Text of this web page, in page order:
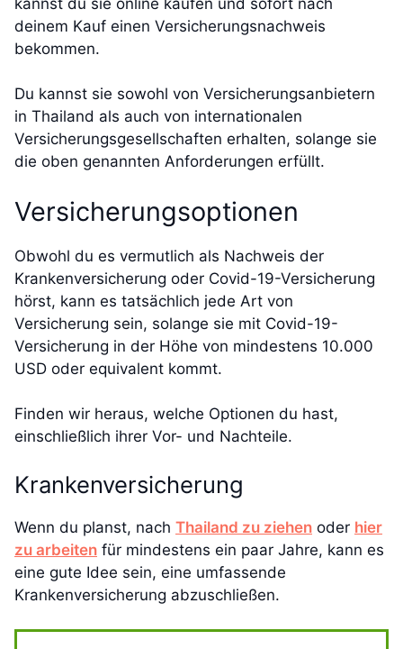
deinem Kauf einen Versicherungsnachweis
bekommen.
Du kannst sie sowohl von Versicherungsanbietern
in Thailand als auch von internationalen
Versicherungsgesellschaften erhalten, solange sie
die oben genannten Anforderungen erfüllt.
Versicherungsoptionen
Obwohl du es vermutlich als Nachweis der
Krankenversicherung oder Covid-19-Versicherung
hörst, kann es tatsächlich jede Art von
Versicherung sein, solange sie mit Covid-19-
Versicherung in der Höhe von mindestens 10.000
USD oder equivalent kommt.
Finden wir heraus, welche Optionen du hast,
einschließlich ihrer Vor- und Nachteile.
Krankenversicherung
Wenn du planst, nach Thailand zu ziehen oder hier
zu arbeiten für mindestens ein paar Jahre, kann es
eine gute Idee sein, eine umfassende
Krankenversicherung abzuschließen.